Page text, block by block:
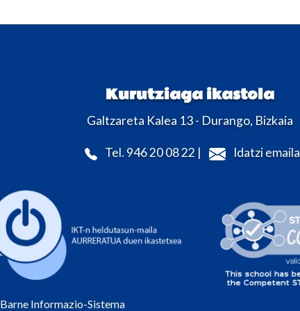
Kurutziaga ikastola
Galtzareta Kalea 13 - Durango, Bizkaia
Tel. 946 20 08 22 | Idatzi emaila
Barne Informazio-Sistema